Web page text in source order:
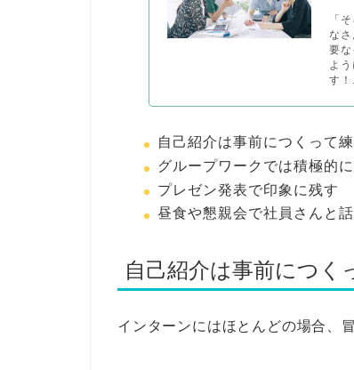
「
な
要
よ
す
自己紹介は事前につくって練
グループワークでは積極的
プレゼン発表で印象に残す
昼食や懇親会で社員さんと
自己紹介は事前につく
インターンにはほとんどの場合、